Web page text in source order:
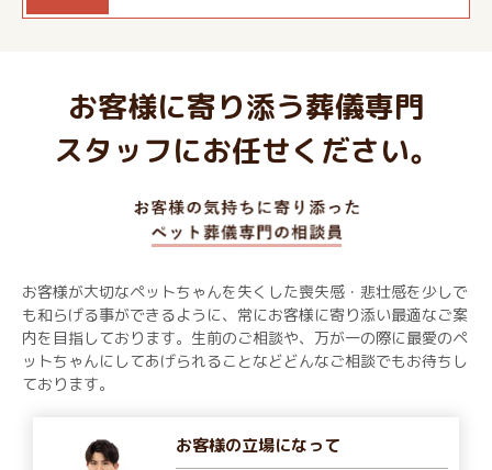
お客様に寄り添う葬儀専門
スタッフにお任せください。
お客様が大切なペットちゃんを失くした喪失感・悲壮感を少しで
も和らげる事ができるように、常にお客様に寄り添い最適なご案
内を目指しております。生前のご相談や、万が一の際に最愛のペ
ットちゃんにしてあげられることなどどんなご相談でもお待ちし
ております。
お客様の立場になって